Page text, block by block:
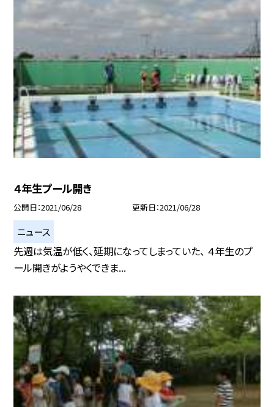
４年生プール開き
公開日 2021/06/28 更新日 2021/06/28
ニュース
先週は気温が低く、延期になってしまっていた、 ４年生のプ
ール開きがようやくできま...